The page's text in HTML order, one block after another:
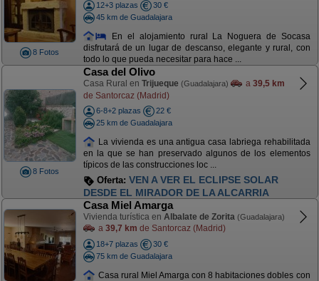
8 Fotos
12+3 plazas
30 €
45 km de Guadalajara
En el alojamiento rural La Noguera de Socasa
disfrutará de un lugar de descanso, elegante y rural, con
todo lo que pueda necesitar para hace ...
8 Fotos
Casa del Olivo
Casa Rural en Trijueque (Guadalajara) a 39,5 km
de Santorcaz (Madrid)
6-8+2 plazas
22 €
25 km de Guadalajara
La vivienda es una antigua casa labriega rehabilitada
en la que se han preservado algunos de los elementos
típicos de las construcciones loc ...
Oferta: VEN A VER EL ECLIPSE SOLAR
DESDE EL MIRADOR DE LA ALCARRIA
Casa Miel Amarga
Vivienda turística en Albalate de Zorita (Guadalajara)
a 39,7 km de Santorcaz (Madrid)
18+7 plazas
30 €
75 km de Guadalajara
Casa rural Miel Amarga con 8 habitaciones dobles con